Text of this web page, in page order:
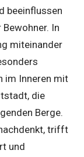
beeinflussen
In
miteinander
im Inneren mit
die
Berge.
trifft
und